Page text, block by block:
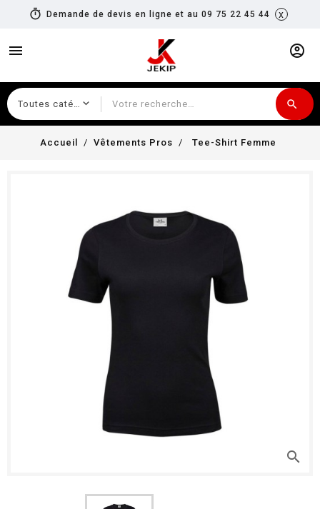
timer Demande de devis en ligne et au 09 75 22 45 44 x
menu account_circle
search
Accueil Vêtements Pros Tee-Shirt Femme
search